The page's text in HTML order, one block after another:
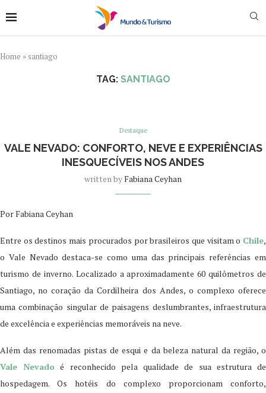
Home » santiago
TAG: SANTIAGO
Destaque
VALE NEVADO: CONFORTO, NEVE E EXPERIÊNCIAS
INESQUECÍVEIS NOS ANDES
written byFabiana Ceyhan
Por Fabiana Ceyhan
Entre os destinos mais procurados por brasileiros que visitam o Chile,
o Vale Nevado destaca-se como uma das principais referências em
turismo de inverno. Localizado a aproximadamente 60 quilômetros de
Santiago, no coração da Cordilheira dos Andes, o complexo oferece
uma combinação singular de paisagens deslumbrantes, infraestrutura
de excelência e experiências memoráveis na neve.
Além das renomadas pistas de esqui e da beleza natural da região, o
Vale Nevado é reconhecido pela qualidade de sua estrutura de
hospedagem. Os hotéis do complexo proporcionam conforto,